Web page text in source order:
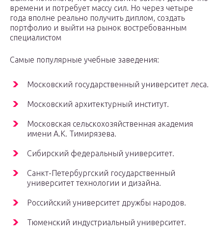
времени и потребует массу сил. Но через четыре
года вполне реально получить диплом, создать
портфолио и выйти на рынок востребованным
специалистом
Самые популярные учебные заведения:
Московский государственный университет леса.
Московский архитектурный институт.
Московская сельскохозяйственная академия
имени А.К. Тимирязева.
Сибирский федеральный университет.
Санкт-Петербургский государственный
университет технологии и дизайна.
Российский университет дружбы народов.
Тюменский индустриальный университет.